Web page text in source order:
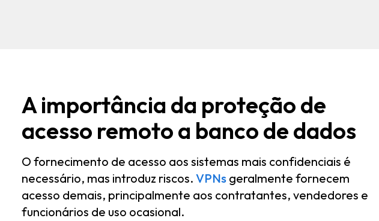
A importância da proteção de
acesso remoto a banco de dados
O fornecimento de acesso aos sistemas mais confidenciais é
necessário, mas introduz riscos. VPNs geralmente fornecem
acesso demais, principalmente aos contratantes, vendedores e
funcionários de uso ocasional.